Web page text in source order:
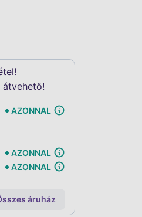
átvehető!
AZONNAL
AZONNAL
AZONNAL
áruház